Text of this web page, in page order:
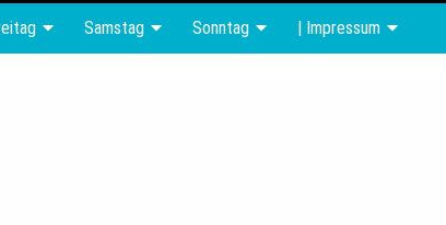
Samstag Sonntag | Impressum